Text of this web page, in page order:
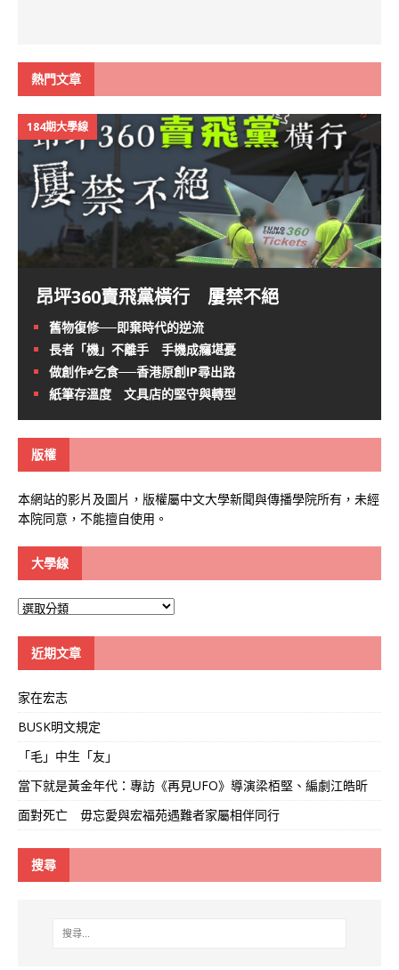
熱門文章
184期大學線
昂坪360賣飛黨橫行 屢禁不絕
舊物復修──即棄時代的逆流
長者「機」不離手 手機成癮堪憂
做創作≠乞食──香港原創IP尋出路
紙筆存溫度 文具店的堅守與轉型
版權
本網站的影片及圖片，版權屬中文大學新聞與傳播學院所有，未經
本院同意，不能擅自使用。
大學線
大
近期文章
家在宏志
BUSK明文規定
「毛」中生「友」
當下就是黃金年代：專訪《再見UFO》導演梁栢堅、編劇江皓昕
面對死亡 毋忘愛與宏福苑遇難者家屬相伴同行
搜尋